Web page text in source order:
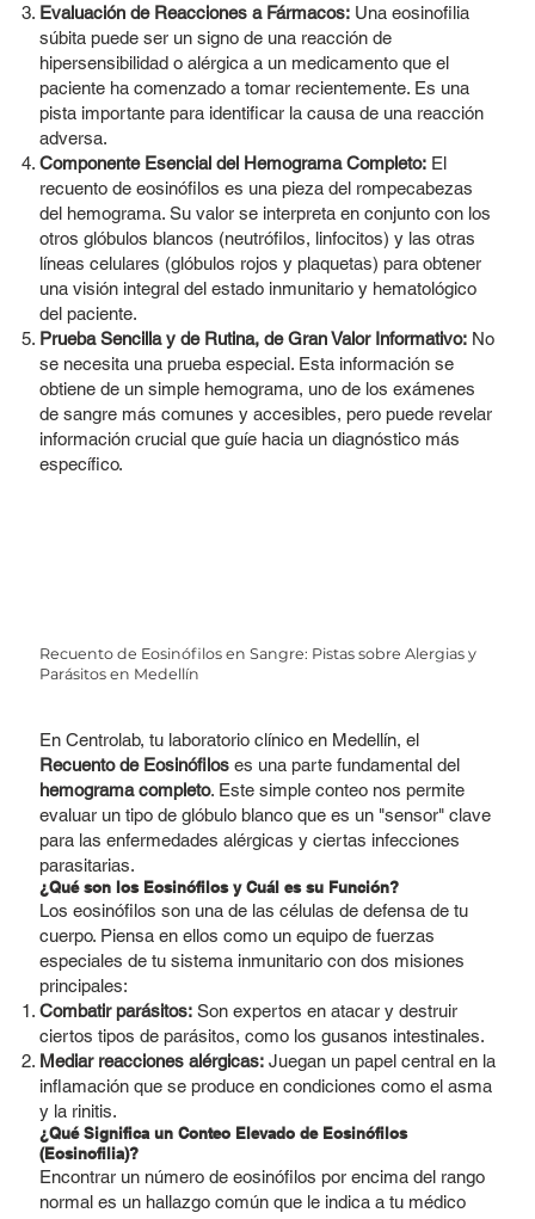
Evaluación de Reacciones a Fármacos:Una eosinofilia
súbita puede ser un signo de una reacción de
hipersensibilidad o alérgica a un medicamento que el
paciente ha comenzado a tomar recientemente. Es una
pista importante para identificar la causa de una reacción
adversa.
Componente Esencial del Hemograma Completo:El
recuento de eosinófilos es una pieza del rompecabezas
del hemograma. Su valor se interpreta en conjunto con los
otros glóbulos blancos (neutrófilos, linfocitos) y las otras
líneas celulares (glóbulos rojos y plaquetas) para obtener
una visión integral del estado inmunitario y hematológico
del paciente.
Prueba Sencilla y de Rutina, de Gran Valor Informativo:No
se necesita una prueba especial. Esta información se
obtiene de un simple hemograma, uno de los exámenes
de sangre más comunes y accesibles, pero puede revelar
información crucial que guíe hacia un diagnóstico más
específico.
Recuento de Eosinófilos en Sangre: Pistas sobre Alergias y
Parásitos en Medellín
En Centrolab, tu laboratorio clínico en Medellín, el
Recuento de Eosinófiloses una parte fundamental del
hemograma completo. Este simple conteo nos permite
evaluar un tipo de glóbulo blanco que es un "sensor" clave
para las enfermedades alérgicas y ciertas infecciones
parasitarias.
¿Qué son los Eosinófilos y Cuál es su Función?
Los eosinófilos son una de las células de defensa de tu
cuerpo. Piensa en ellos como un equipo de fuerzas
especiales de tu sistema inmunitario con dos misiones
principales:
Combatir parásitos:Son expertos en atacar y destruir
ciertos tipos de parásitos, como los gusanos intestinales.
Mediar reacciones alérgicas:Juegan un papel central en la
inflamación que se produce en condiciones como el asma
y la rinitis.
¿Qué Significa un Conteo Elevado de Eosinófilos
(Eosinofilia)?
Encontrar un número de eosinófilos por encima del rango
normal es un hallazgo común que le indica a tu médico